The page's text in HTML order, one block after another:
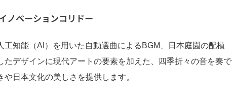
ノベーションコリドー
知能（AI）を用いた自動選曲によるBGM、日本庭園の配植
デザインに現代アートの要素を加えた、四季折々の音を奏で
日本文化の美しさを提供します。